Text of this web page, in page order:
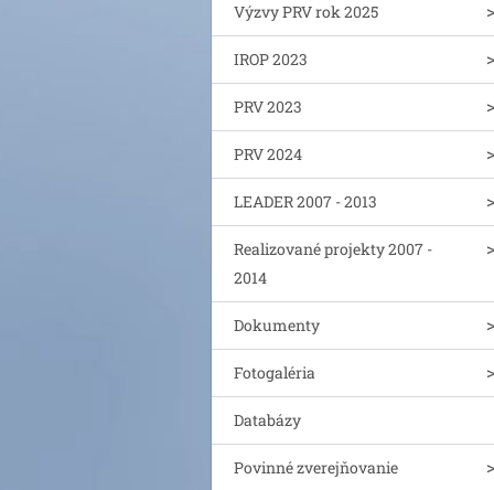
Výzvy PRV rok 2025
IROP 2023
PRV 2023
PRV 2024
LEADER 2007 - 2013
Realizované projekty 2007 -
2014
Dokumenty
Fotogaléria
Databázy
Povinné zverejňovanie